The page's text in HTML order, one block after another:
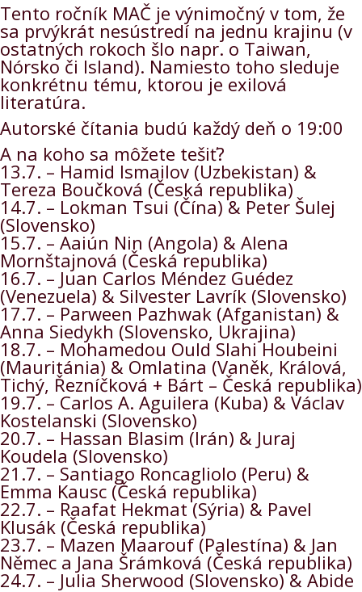
Tento ročník MAČ je výnimočný v tom, že
sa prvýkrát nesústredí na jednu krajinu (v
ostatných rokoch šlo napr. o Taiwan,
Nórsko či Island). Namiesto toho sleduje
konkrétnu tému, ktorou je exilová
literatúra.
Autorské čítania budú každý deň o 19:00
A na koho sa môžete tešiť?
13.7. – Hamid Ismailov (Uzbekistan) &
Tereza Boučková (Česká republika)
14.7. – Lokman Tsui (Čína) & Peter Šulej
(Slovensko)
15.7. – Aaiún Nin (Angola) & Alena
Mornštajnová (Česká republika)
16.7. – Juan Carlos Méndez Guédez
(Venezuela) & Silvester Lavrík (Slovensko)
17.7. – Parween Pazhwak (Afganistan) &
Anna Siedykh (Slovensko, Ukrajina)
18.7. – Mohamedou Ould Slahi Houbeini
(Mauritánia) & Omlatina (Vaněk, Králová,
Tichý, Řezníčková + Bárt – Česká republika)
19.7. – Carlos A. Aguilera (Kuba) & Václav
Kostelanski (Slovensko)
20.7. – Hassan Blasim (Irán) & Juraj
Koudela (Slovensko)
21.7. – Santiago Roncagliolo (Peru) &
Emma Kausc (Česká republika)
22.7. – Raafat Hekmat (Sýria) & Pavel
Klusák (Česká republika)
23.7. – Mazen Maarouf (Palestína) & Jan
Němec a Jana Šrámková (Česká republika)
24.7. – Julia Sherwood (Slovensko) & Abide